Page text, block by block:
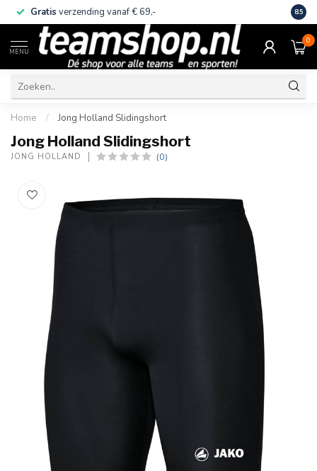
Gratis verzending vanaf € 69,- Eigen
8.5
MENU
0
Home / Jong Holland Slidingshort
Jong Holland Slidingshort
JONG HOLLAND (0)